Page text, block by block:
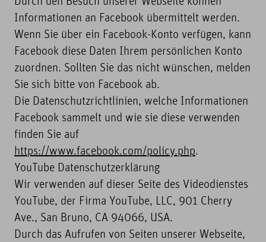
Informationen an Facebook übermittelt werden.
Wenn Sie über ein Facebook-Konto verfügen, kann
Facebook diese Daten Ihrem persönlichen Konto
zuordnen. Sollten Sie das nicht wünschen, melden
Sie sich bitte von Facebook ab.
Die Datenschutzrichtlinien, welche Informationen
Facebook sammelt und wie sie diese verwenden
finden Sie auf
https://www.facebook.com/policy.php.
YouTube Datenschutzerklärung
Wir verwenden auf dieser Seite des Videodienstes
YouTube, der Firma YouTube, LLC, 901 Cherry
Ave., San Bruno, CA 94066, USA.
Durch das Aufrufen von Seiten unserer Webseite,